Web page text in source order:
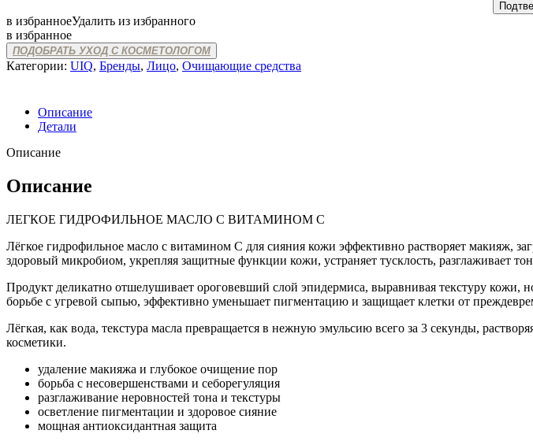
в избранноеУдалить из избранного
в избранное
ПОДОБРАТЬ УХОД С КОСМЕТОЛОГОМ
Категории: UIQ, Бренды, Лицо, Очищающие средства
Описание
Детали
Описание
Описание
ЛЕГКОЕ ГИДРОФИЛЬНОЕ МАСЛО С ВИТАМИНОМ С
Лёгкое гидрофильное масло с витамином С для сияния кожи эффективно растворяет макияж,
здоровый микробиом, укрепляя защитные функции кожи, устраняет тусклость, разглаживает
Продукт деликатно отшелушивает ороговевший слой эпидермиса, выравнивая текстуру кожи,
борьбе с угревой сыпью, эффективно уменьшает пигментацию и защищает клетки от
Лёгкая, как вода, текстура масла превращается в нежную эмульсию всего за 3 секунды,
косметики.
удаление макияжа и глубокое очищение пор
борьба с несовершенствами и себорегуляция
разглаживание неровностей тона и текстуры
осветление пигментации и здоровое сияние
мощная антиоксидантная защита